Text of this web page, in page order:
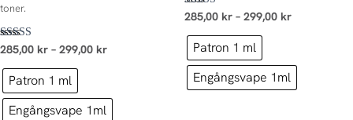
toner.
Betygsatt
4.67
av 5
285,00 kr – 299,00 kr
Patron 1 ml
Engångsvape 1ml
Betygsatt
5.00
av 5
285,00 kr – 299,00 kr
Patron 1 ml
Engångsvape 1ml